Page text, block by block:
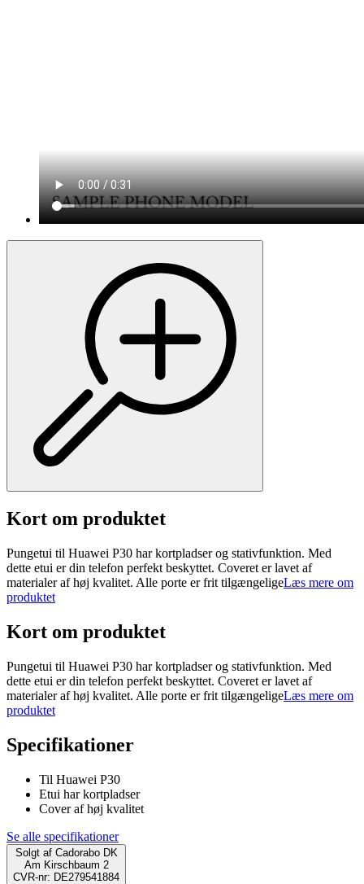
Kort om produktet
Pungetui til Huawei P30 har kortpladser og stativfunktion. Med
dette etui er din telefon perfekt beskyttet. Coveret er lavet af
materialer af høj kvalitet. Alle porte er frit tilgængeligeLæs mere om
produktet
Kort om produktet
Pungetui til Huawei P30 har kortpladser og stativfunktion. Med
dette etui er din telefon perfekt beskyttet. Coveret er lavet af
materialer af høj kvalitet. Alle porte er frit tilgængeligeLæs mere om
produktet
Specifikationer
Til Huawei P30
Etui har kortpladser
Cover af høj kvalitet
Se alle specifikationer
Solgt af Cadorabo DK
Am Kirschbaum 2
CVR-nr: DE279541884